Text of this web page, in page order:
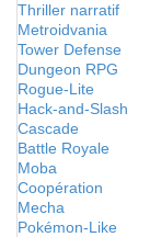
Thriller narratif
Metroidvania
Tower Defense
Dungeon RPG
Rogue-Lite
Hack-and-Slash
Cascade
Battle Royale
Moba
Coopération
Mecha
Pokémon-Like